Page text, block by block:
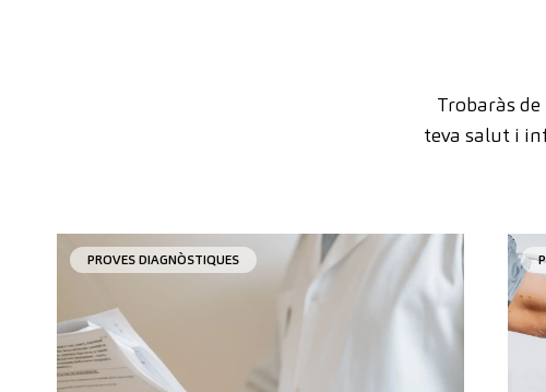
Trobaràs
teva salut i
PROVES DIAGNÒSTIQUES